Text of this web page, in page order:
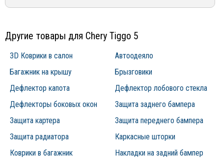
крепления, отсутствие вибрации во время движения, а также
Другие товары для Chery Tiggo 5
3D Коврики в салон
Автоодеяло
Багажник на крышу
Брызговики
Дефлектор капота
Дефлектор лобового стекла
Дефлекторы боковых окон
Защита заднего бампера
Защита картера
Защита переднего бампера
Защита радиатора
Каркасные шторки
Коврики в багажник
Накладки на задний бампер